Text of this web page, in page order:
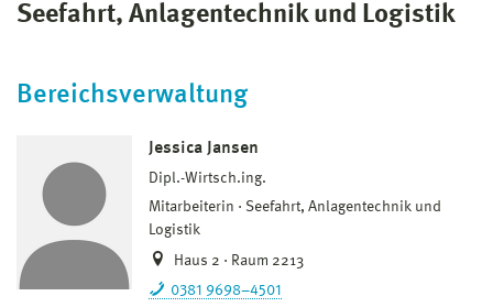
Seefahrt, Anlagentechnik und Logistik
Bereichsverwaltung
Jessica Jansen
Dipl.-Wirtsch.ing.
Mitarbeiterin
Seefahrt, Anlagentechnik und
Logistik
Haus 2 · Raum 2213
0381 9698–4501